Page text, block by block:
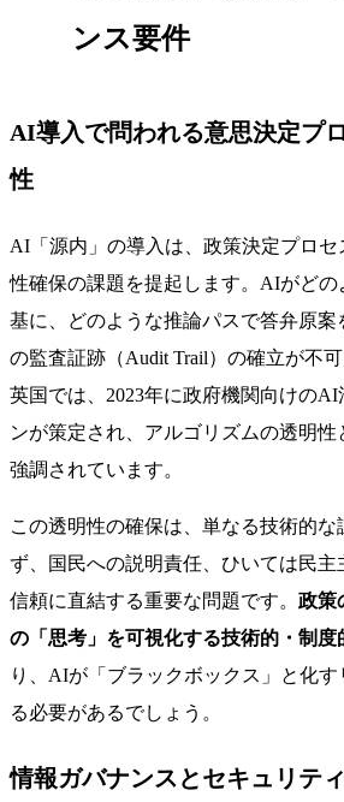
ンス要件
AI導入で問われる意思決定プ
性
AI「源内」の導入は、政策決定プロセ
性確保の課題を提起します。AIがどの
基に、どのような推論パスで答弁原案
の監査証跡（Audit Trail）の確立が不
英国では、2023年に政府機関向けのAI
ンが策定され、アルゴリズムの透明性
強調されています。
この透明性の確保は、単なる技術的な
ず、国民への説明責任、ひいては民主
信頼に直結する重要な問題です。 政策
の「思考」を可視化する技術的・制度
り、AIが「ブラックボックス」と化す
る必要があるでしょう。
情報ガバナンスとセキュリテ